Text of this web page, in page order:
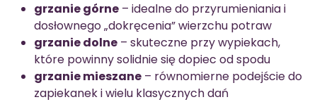
grzanie górne – idealne do przyrumieniania i
dosłownego „dokręcenia” wierzchu potraw
grzanie dolne – skuteczne przy wypiekach,
które powinny solidnie się dopiec od spodu
grzanie mieszane – równomierne podejście do
zapiekanek i wielu klasycznych dań